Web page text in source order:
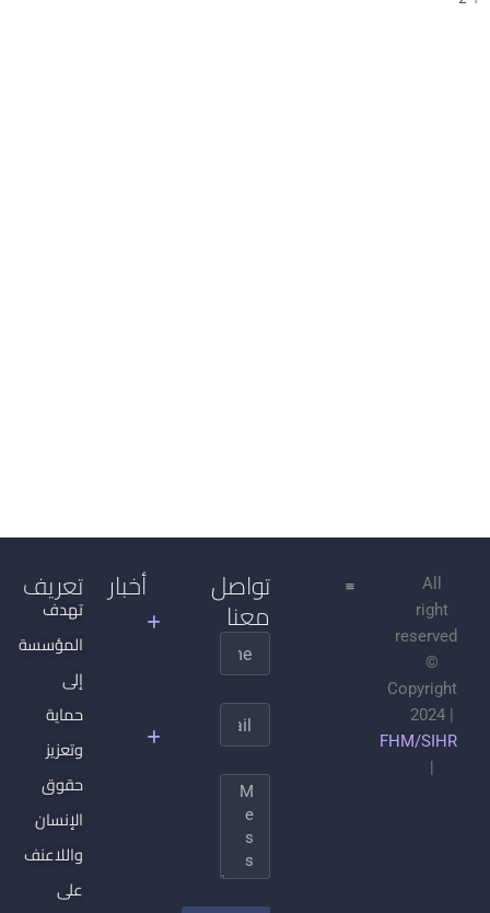
تعريف
تهدف
المؤسسة
إلى
حماية
وتعزيز
حقوق
الإنسان
واللاعنف
على
أخبار
جدل
التنوير
الجهادية
السلفية
وتحطيم
المجتمع
المدني
والدولة
ما بعد
الدولة:
تواصل
معنا
Message
All
right
reserved
©
Copyright
2024 |
FHM/SIHR